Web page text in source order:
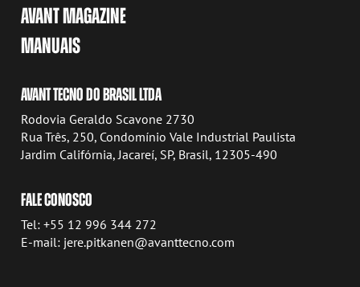
AVANT MAGAZINE
MANUAIS
AVANT TECNO DO BRASIL LTDA
Rodovia Geraldo Scavone 2730
Rua Três, 250, Condomínio Vale Industrial Paulista
Jardim Califórnia, Jacareí, SP, Brasil, 12305-490
FALE CONOSCO
Tel: +55 12 996 344 272
E-mail: jere.pitkanen@avanttecno.com